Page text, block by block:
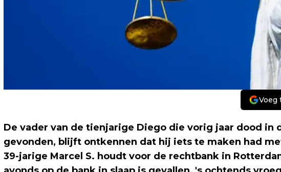
Voeg
De vader van de tienjarige Diego die vorig jaar dood
gevonden, blijft ontkennen dat hij iets te maken had
39-jarige Marcel S. houdt voor de rechtbank in